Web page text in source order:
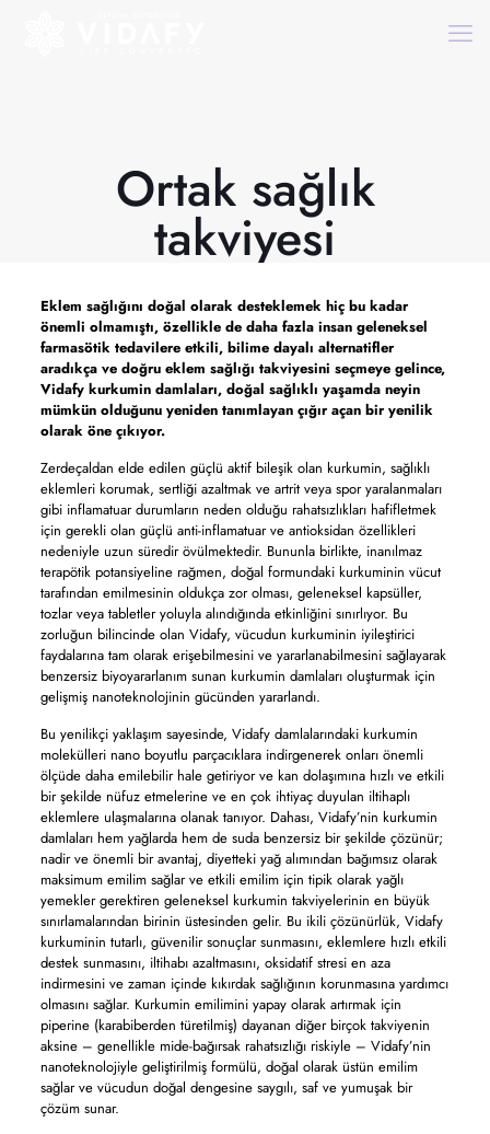
Ortak sağlık
takviyesi
Eklem sağlığını doğal olarak desteklemek hiç bu kadar
önemli olmamıştı, özellikle de daha fazla insan geleneksel
farmasötik tedavilere etkili, bilime dayalı alternatifler
aradıkça ve doğru eklem sağlığı takviyesini seçmeye gelince,
Vidafy kurkumin damlaları, doğal sağlıklı yaşamda neyin
mümkün olduğunu yeniden tanımlayan çığır açan bir yenilik
olarak öne çıkıyor.
Zerdeçaldan elde edilen güçlü aktif bileşik olan kurkumin, sağlıklı
eklemleri korumak, sertliği azaltmak ve artrit veya spor yaralanmaları
gibi inflamatuar durumların neden olduğu rahatsızlıkları hafifletmek
için gerekli olan güçlü anti-inflamatuar ve antioksidan özellikleri
nedeniyle uzun süredir övülmektedir. Bununla birlikte, inanılmaz
terapötik potansiyeline rağmen, doğal formundaki kurkuminin vücut
tarafından emilmesinin oldukça zor olması, geleneksel kapsüller,
tozlar veya tabletler yoluyla alındığında etkinliğini sınırlıyor. Bu
zorluğun bilincinde olan Vidafy, vücudun kurkuminin iyileştirici
faydalarına tam olarak erişebilmesini ve yararlanabilmesini sağlayarak
benzersiz biyoyararlanım sunan kurkumin damlaları oluşturmak için
gelişmiş nanoteknolojinin gücünden yararlandı.
Bu yenilikçi yaklaşım sayesinde, Vidafy damlalarındaki kurkumin
molekülleri nano boyutlu parçacıklara indirgenerek onları önemli
ölçüde daha emilebilir hale getiriyor ve kan dolaşımına hızlı ve etkili
bir şekilde nüfuz etmelerine ve en çok ihtiyaç duyulan iltihaplı
eklemlere ulaşmalarına olanak tanıyor. Dahası, Vidafy’nin kurkumin
damlaları hem yağlarda hem de suda benzersiz bir şekilde çözünür;
nadir ve önemli bir avantaj, diyetteki yağ alımından bağımsız olarak
maksimum emilim sağlar ve etkili emilim için tipik olarak yağlı
yemekler gerektiren geleneksel kurkumin takviyelerinin en büyük
sınırlamalarından birinin üstesinden gelir. Bu ikili çözünürlük, Vidafy
kurkuminin tutarlı, güvenilir sonuçlar sunmasını, eklemlere hızlı etkili
destek sunmasını, iltihabı azaltmasını, oksidatif stresi en aza
indirmesini ve zaman içinde kıkırdak sağlığının korunmasına yardımcı
olmasını sağlar. Kurkumin emilimini yapay olarak artırmak için
piperine (karabiberden türetilmiş) dayanan diğer birçok takviyenin
aksine – genellikle mide-bağırsak rahatsızlığı riskiyle – Vidafy’nin
nanoteknolojiyle geliştirilmiş formülü, doğal olarak üstün emilim
sağlar ve vücudun doğal dengesine saygılı, saf ve yumuşak bir
çözüm sunar.